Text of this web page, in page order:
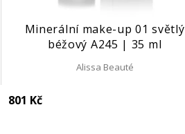
košíku
Minerální make-up 01 světlý
béžový A245 | 35 ml
Alissa Beauté
801 Kč